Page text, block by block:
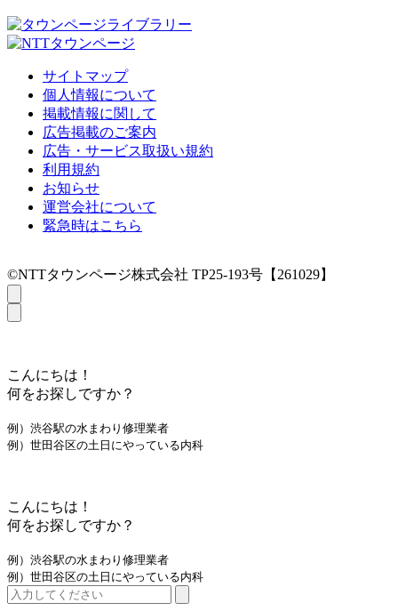
サイトマップ
個人情報について
掲載情報に関して
広告掲載のご案内
広告・サービス取扱い規約
利用規約
お知らせ
運営会社について
緊急時はこちら
©NTTタウンページ株式会社 TP25-193号【261029】
こんにちは！
何をお探しですか？
例）渋谷駅の水まわり修理業者
例）世田谷区の土日にやっている内科
こんにちは！
何をお探しですか？
例）渋谷駅の水まわり修理業者
例）世田谷区の土日にやっている内科